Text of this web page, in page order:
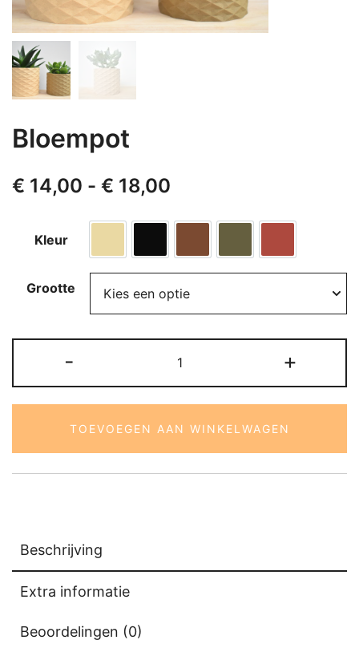
Bloempot
€ 14,00 - € 18,00
€ 14,00
tot
€ 18,00
Kleur
Grootte
-
aantal
+
TOEVOEGEN AAN WINKELWAGEN
Beschrijving
Extra informatie
Beoordelingen (0)